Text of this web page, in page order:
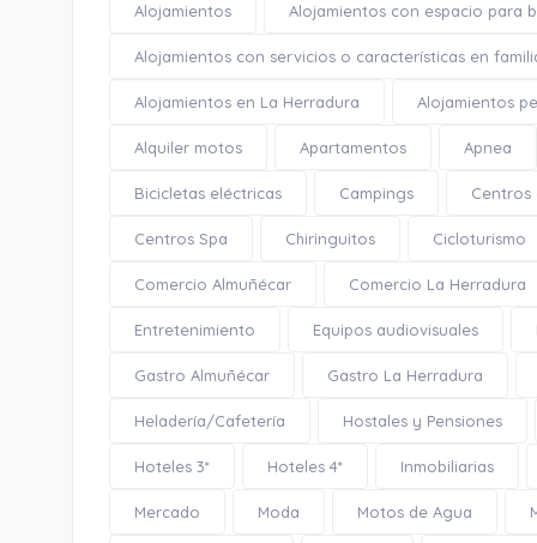
Alojamientos Alojamientos con espacio para
Alojamientos con servicios o características en
Alojamientos en La Herradura Alojamientos
Alquiler motos Apartamentos Apnea
Bicicletas eléctricas Campings Centros
Centros Spa Chiringuitos Cicloturismo
Comercio Almuñécar Comercio La Herradura
Entretenimiento Equipos audiovisuales
Gastro Almuñécar Gastro La Herradura
Heladería/Cafetería Hostales y Pensiones
Hoteles 3* Hoteles 4* Inmobiliarias
Mercado Moda Motos de Agua